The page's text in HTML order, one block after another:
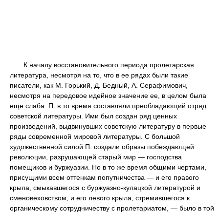
К началу восстановительного периода пролетарская
литература, несмотря на то, что в ее рядах были такие
писатели, как М. Горький, Д. Бедный, А. Серафимович,
несмотря на передовое идейное значение ее, в целом была
еще слаба. П. в то время составляли преобладающий отряд
советской литературы. Ими был создан ряд ценных
произведений, выдвинувших советскую литературу в первые
ряды современной мировой литературы. С большой
художественной силой П. создали образы побеждающей
революции, разрушающей старый мир — господства
помещиков и буржуазии. Но в то же время общими чертами,
присущими всем оттенкам попутничества — и его правого
крыла, смыкавшегося с буржуазно-кулацкой литературой и
сменовеховством, и его левого крыла, стремившегося к
органическому сотрудничеству с пролетариатом, — было в той